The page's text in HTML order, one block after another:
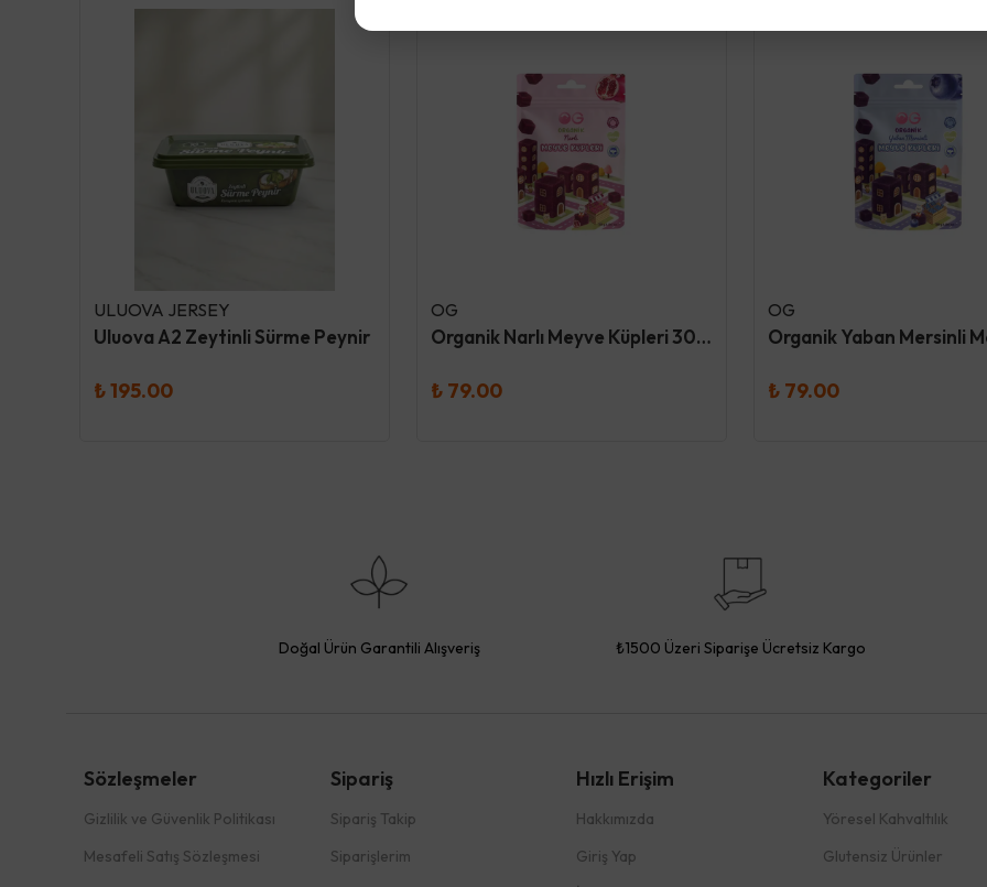
ULUOVA JERSEY
Uluova A2 Zeytinli Sürme Peynir
₺ 195.00
OG
Organik Narlı Meyve Küpleri 30 Gr
₺ 79.00
OG
₺ 79.00
Doğal Ürün Garantili Alışveriş ₺1500 Üzeri Siparişe Ücretsiz Kargo
Sözleşmeler
Gizlilik ve Güvenlik Politikası
Mesafeli Satış Sözleşmesi
Sipariş
Sipariş Takip
Siparişlerim
Hızlı Erişim
Hakkımızda
Giriş Yap
Kategoriler
Yöresel Kahvaltılık
Glutensiz Ürünler